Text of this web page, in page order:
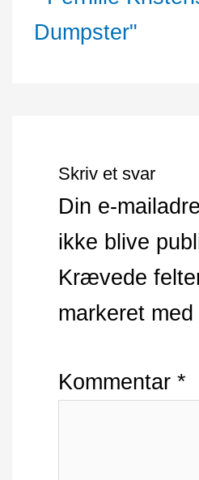
Skriv et svar
Din e-
ikke blive
Krævede
markeret
Kommentar*